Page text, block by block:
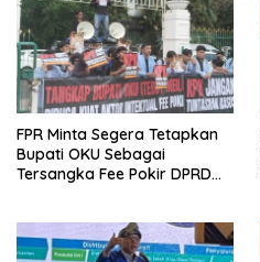
FPR Minta Segera Tetapkan
Bupati OKU Sebagai
Tersangka Fee Pokir DPRD